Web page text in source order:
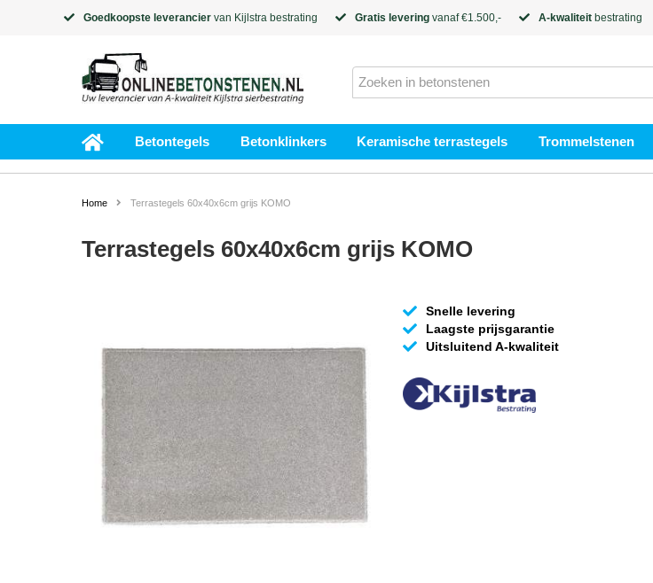
Goedkoopste leverancier van Kijlstra bestrating Gratis levering vanaf €1.500,- A-kwaliteit bestrating
Betontegels Betonklinkers Keramische terrastegels Trommelstenen
Home Terrastegels 60x40x6cm grijs KOMO
Terrastegels 60x40x6cm grijs KOMO
Snelle levering
Laagste prijsgarantie
Uitsluitend A-kwaliteit